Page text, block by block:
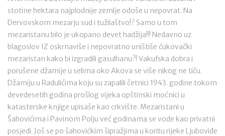
stotine hektara najplodnije zemlje odoše u nepovrat. Na
Dervovskom mezarju sud i tužilaštvo!? Samo u tom
mezaristanu bilo je ukopano devet hadžija!!! Nedavno uz
blagoslov IZ oskrnaviše i nepovratno uništiše ćukovački
mezaristan kako bi izgradili gasulhanu?! Vakufska dobra i
porušene džamije u selima oko Akova se više nikog ne tiču.
Džamiju u Radulićima koju su zapalili četnici 1943. godine tokom
devedesetih godina prošlog vijeka opštinski moćnici u
katasterske knjige upisaše kao crkvište. Mezaristani u
Šahovićima i Pavinom Polju već godinama se vode kao privatni
posjedi. Još se po šahovićkim šipražjima u koritu rijeke Ljuboviđe